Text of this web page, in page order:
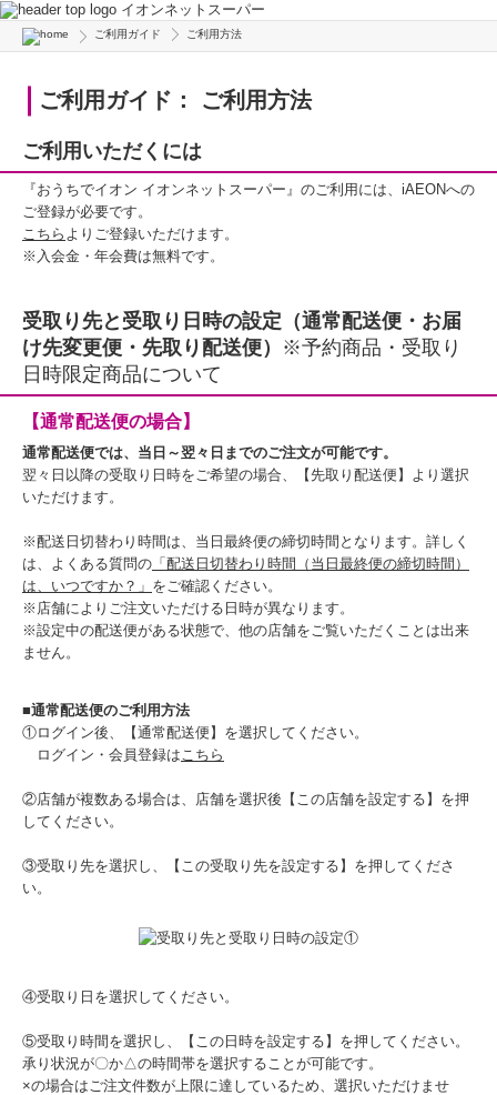
イオンネットスーパー
ご利用ガイド ご利用方法
ご利用ガイド： ご利用方法
ご利用いただくには
『おうちでイオン イオンネットスーパー』のご利用には、iAEONへの
ご登録が必要です。
こちら よりご登録いただけます。
※入会金・年会費は無料です。
受取り先と受取り日時の設定（通常配送便・お届
け先変更便・先取り配送便） ※予約商品・受取り
日時限定商品について
【通常配送便の場合】
通常配送便では、当日～翌々日までのご注文が可能です。
翌々日以降の受取り日時をご希望の場合、【先取り配送便】より選択
いただけます。
※配送日切替わり時間は、当日最終便の締切時間となります。詳しく
は、よくある質問の 「配送日切替わり時間（当日最終便の締切時間）
は、いつですか？」 をご確認ください。
※店舗によりご注文いただける日時が異なります。
※設定中の配送便がある状態で、他の店舗をご覧いただくことは出来
ません。
■通常配送便のご利用方法
①ログイン後、【通常配送便】を選択してください。
ログイン・会員登録はこちら
②店舗が複数ある場合は、店舗を選択後【この店舗を設定する】を押
してください。
③受取り先を選択し、【この受取り先を設定する】を押してくださ
い。
④受取り日を選択してください。
⑤受取り時間を選択し、【この日時を設定する】を押してください。
承り状況が〇か△の時間帯を選択することが可能です。
×の場合はご注文件数が上限に達しているため、選択いただけませ